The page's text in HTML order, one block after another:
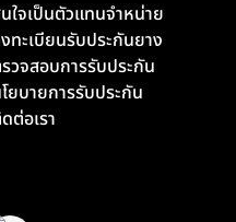
ใจเป็นตัวแทนจำหน่าย
ทะเบียนรับประกันยาง
วจสอบการรับประกัน
ยบายการรับประกัน
ต่อเรา